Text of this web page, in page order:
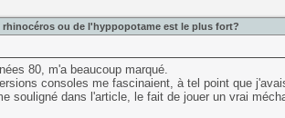
rhinocéros ou de l'hyppopotame est le plus fort?
80, m'a beaucoup marqué.
consoles me fascinaient, à tel point que
souligné dans l'article, le fait de jouer un vrai